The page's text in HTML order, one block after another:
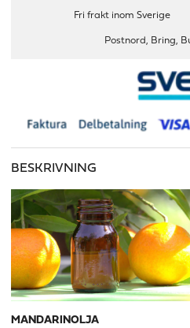
Fri frakt inom Sverige
Postnord, Bring,
BESKRIVNING
MANDARINOLJA